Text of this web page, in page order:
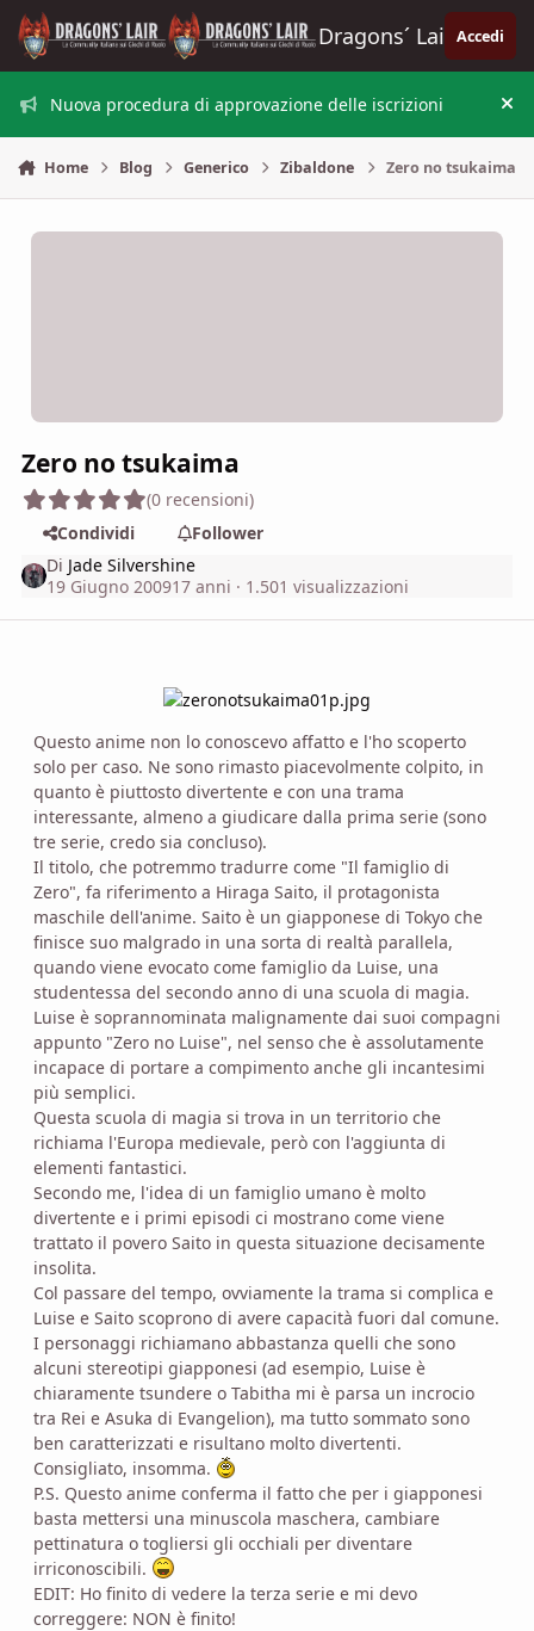
Vai al contenuto
Dragons´ Lair Accedi
Nuova procedura di approvazione delle iscrizioni
Home Blog Generico Zibaldone Zero no tsukaima
Zero no tsukaima
(0 recensioni)
Condividi
Follower
Di Jade Silvershine
19 Giugno 200917 anni · 1.501 visualizzazioni
Questo anime non lo conoscevo affatto e l'ho scoperto
solo per caso. Ne sono rimasto piacevolmente colpito, in
quanto è piuttosto divertente e con una trama
interessante, almeno a giudicare dalla prima serie (sono
tre serie, credo sia concluso).
Il titolo, che potremmo tradurre come "Il famiglio di
Zero", fa riferimento a Hiraga Saito, il protagonista
maschile dell'anime. Saito è un giapponese di Tokyo che
finisce suo malgrado in una sorta di realtà parallela,
quando viene evocato come famiglio da Luise, una
studentessa del secondo anno di una scuola di magia.
Luise è soprannominata malignamente dai suoi compagni
appunto "Zero no Luise", nel senso che è assolutamente
incapace di portare a compimento anche gli incantesimi
più semplici.
Questa scuola di magia si trova in un territorio che
richiama l'Europa medievale, però con l'aggiunta di
elementi fantastici.
Secondo me, l'idea di un famiglio umano è molto
divertente e i primi episodi ci mostrano come viene
trattato il povero Saito in questa situazione decisamente
insolita.
Col passare del tempo, ovviamente la trama si complica e
Luise e Saito scoprono di avere capacità fuori dal comune.
I personaggi richiamano abbastanza quelli che sono
alcuni stereotipi giapponesi (ad esempio, Luise è
chiaramente tsundere o Tabitha mi è parsa un incrocio
tra Rei e Asuka di Evangelion), ma tutto sommato sono
ben caratterizzati e risultano molto divertenti.
Consigliato, insomma.
P.S. Questo anime conferma il fatto che per i giapponesi
basta mettersi una minuscola maschera, cambiare
pettinatura o togliersi gli occhiali per diventare
irriconoscibili.
EDIT: Ho finito di vedere la terza serie e mi devo
correggere: NON è finito!